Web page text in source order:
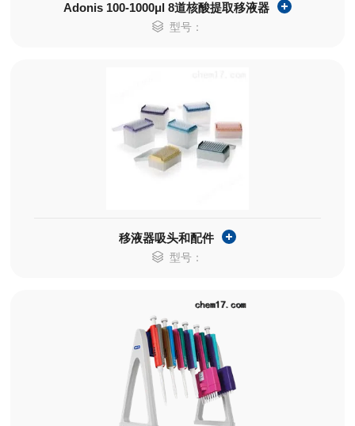
Adonis 100-1000μl 8道核酸提取移液器
型号：
移液器吸头和配件
型号：